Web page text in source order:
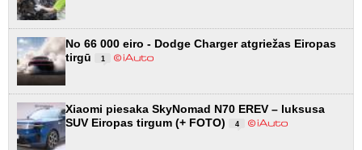
No 66 000 eiro - Dodge Charger atgriežas Eiropas
tirgū
1
Xiaomi piesaka SkyNomad N70 EREV – luksusa
SUV Eiropas tirgum (+ FOTO)
4